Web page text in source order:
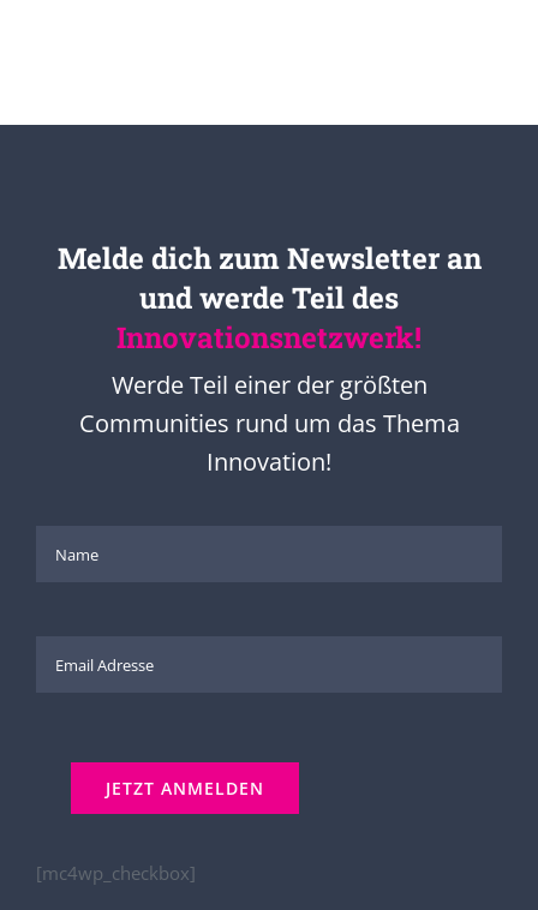
Melde dich zum Newsletter an
und werde Teil des
Werde Teil einer der größten
Communities rund um das Thema